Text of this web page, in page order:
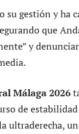
su gestión y ha
que
y
Málaga 2026
de
ultraderecha,